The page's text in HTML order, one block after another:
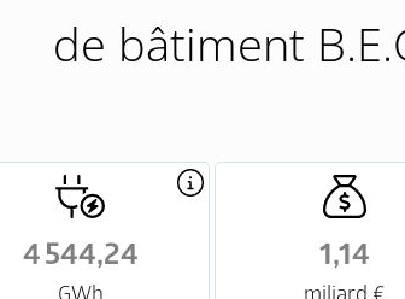
de bâtiment
4 544,24
GWh
1,14
miljard €